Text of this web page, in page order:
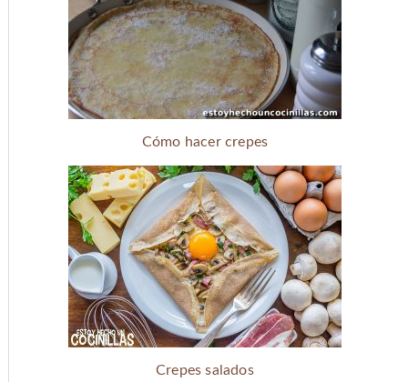
Cómo hacer crepes
Crepes salados